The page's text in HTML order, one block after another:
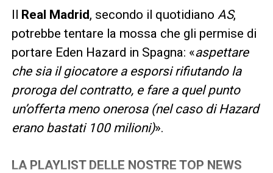
Il Real Madrid, secondo il quotidiano AS,
potrebbe tentare la mossa che gli permise di
portare Eden Hazard in Spagna: «aspettare
che sia il giocatore a esporsi rifiutando la
proroga del contratto, e fare a quel punto
un’offerta meno onerosa (nel caso di Hazard
erano bastati 100 milioni)».
LA PLAYLIST DELLE NOSTRE TOP NEWS